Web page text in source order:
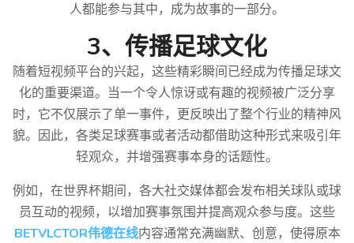
人都能参与其中，成为故事的一部分。
3、传播足球文化
随着短视频平台的兴起，这些精彩瞬间已经成为传播足球文
化的重要渠道。当一个令人惊讶或有趣的视频被广泛分享
时，它不仅展示了单一事件，更反映出了整个行业的精神风
貌。因此，各类足球赛事或者活动都借助这种形式来吸引年
轻观众，并增强赛事本身的话题性。
例如，在世界杯期间，各大社交媒体都会发布相关球队或球
员互动的视频，以增加赛事氛围并提高观众参与度。这些
BETVLCTOR伟德在线内容通常充满幽默、创意，使得原本